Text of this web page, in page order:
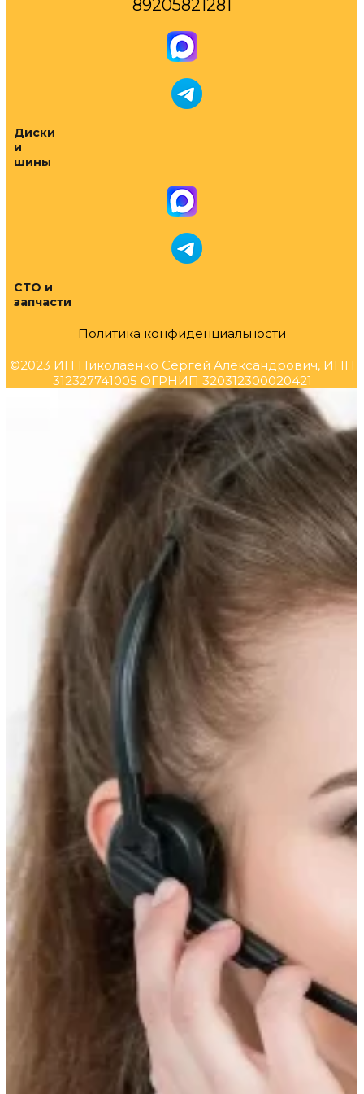
89205821281
Диски
и
шины
СТО и
запчасти
Политика конфиденциальности
©2023 ИП Николаенко Сергей Александрович, ИНН
312327741005 ОГРНИП 320312300020421